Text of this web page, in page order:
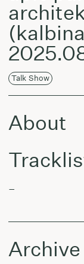
Talk Show
About
–
Archive